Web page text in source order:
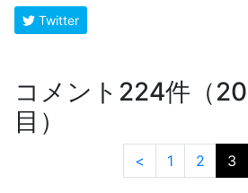
Twitter
コメント224件（
目）
< 1 2 3